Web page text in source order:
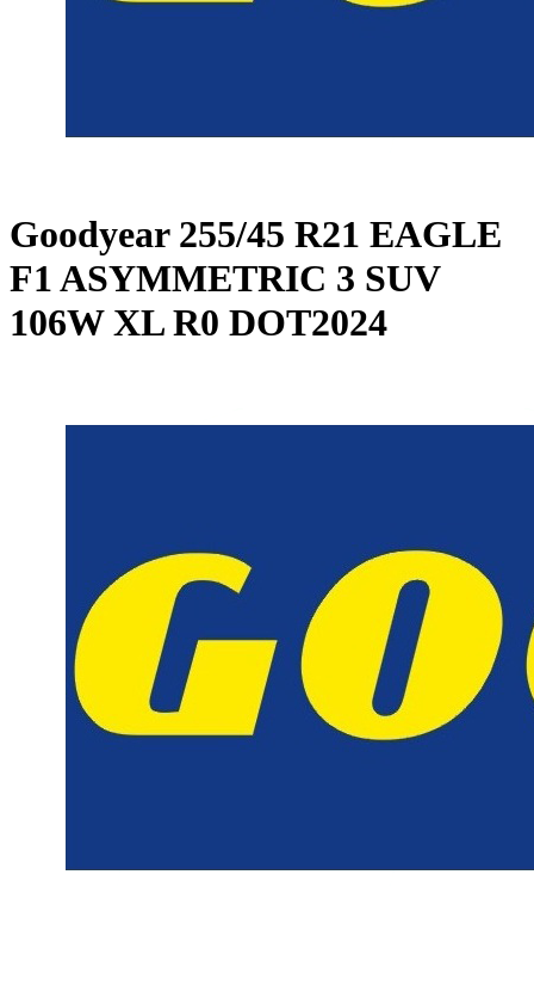
Goodyear 255/45 R21 EAGLE
F1 ASYMMETRIC 3 SUV
106W XL R0 DOT2024